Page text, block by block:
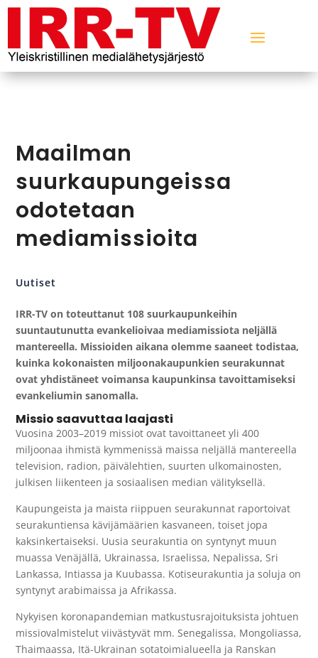
Maailman
suurkaupungeissa
odotetaan
mediamissioita
Uutiset
IRR-TV on toteuttanut 108 suurkaupunkeihin
suuntautunutta evankelioivaa mediamissiota neljällä
mantereella. Missioiden aikana olemme saaneet todistaa,
kuinka kokonaisten miljoonakaupunkien seurakunnat
ovat yhdistäneet voimansa kaupunkinsa tavoittamiseksi
evankeliumin sanomalla.
Missio saavuttaa laajasti
Vuosina 2003–2019 missiot ovat tavoittaneet yli 400
miljoonaa ihmistä kymmenissä maissa neljällä mantereella
television, radion, päivälehtien, suurten ulkomainosten,
julkisen liikenteen ja sosiaalisen median välityksellä.
Kaupungeista ja maista riippuen seurakunnat raportoivat
seurakuntiensa kävijämäärien kasvaneen, toiset jopa
kaksinkertaiseksi. Uusia seurakuntia on syntynyt muun
muassa Venäjällä, Ukrainassa, Israelissa, Nepalissa, Sri
Lankassa, Intiassa ja Kuubassa. Kotiseurakuntia ja soluja on
syntynyt arabimaissa ja Afrikassa.
Nykyisen koronapandemian matkustusrajoituksista johtuen
missiovalmistelut viivästyvät mm. Senegalissa, Mongoliassa,
Thaimaassa, Itä-Ukrainan sotatoimialueella ja Ranskan